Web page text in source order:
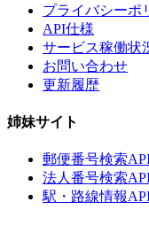
プライバシーポ
API仕様
サービス稼働状
お問い合わせ
更新履歴
姉妹サイト
郵便番号検索
法人番号検索
駅・路線情報